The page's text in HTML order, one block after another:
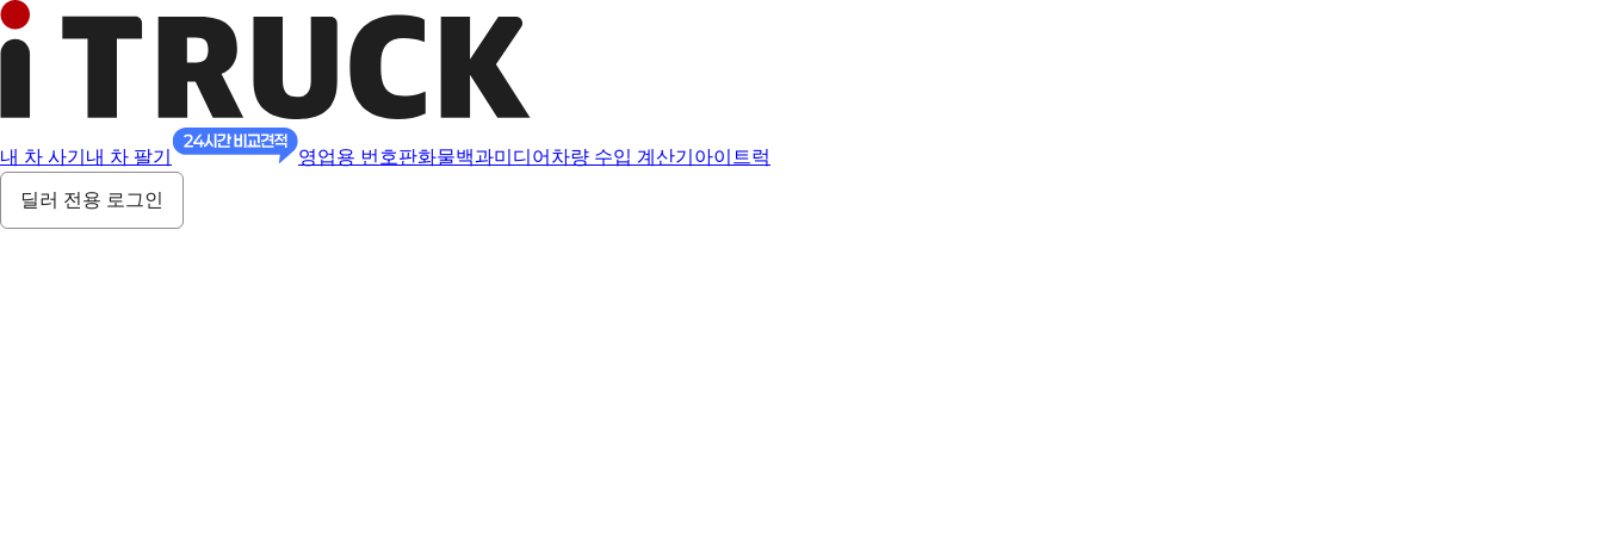
내 차 사기 내 차 팔기 영업용 번호판화물백과미디어 차량 수입 계산기 아이트럭
딜러 전용 로그인